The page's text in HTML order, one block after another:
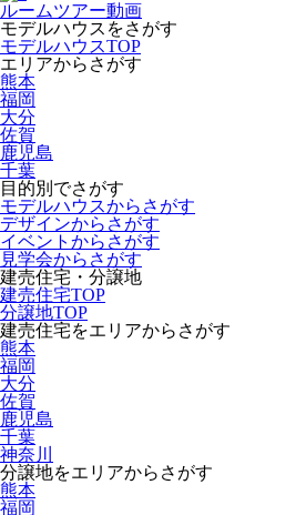
ルームツアー動画
モデルハウスをさがす
モデルハウスTOP
エリアからさがす
熊本
福岡
大分
佐賀
鹿児島
千葉
目的別でさがす
モデルハウスからさがす
デザインからさがす
イベントからさがす
見学会からさがす
建売住宅・分譲地
建売住宅TOP
分譲地TOP
建売住宅をエリアからさがす
熊本
福岡
大分
佐賀
鹿児島
千葉
神奈川
分譲地をエリアからさがす
熊本
福岡